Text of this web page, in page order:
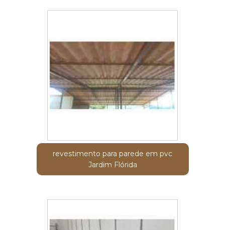
revestimento para parede em pvc
Jardim Flórida